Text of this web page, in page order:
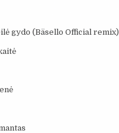
gydo (Bäsello Official remix)